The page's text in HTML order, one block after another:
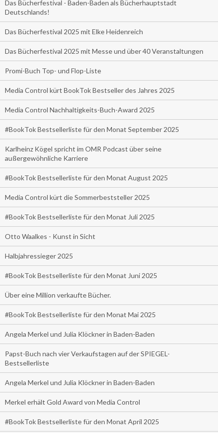
Das Bücherfestival - Baden-Baden als Bücherhauptstadt
Deutschlands!
Das Bücherfestival 2025 mit Elke Heidenreich
Das Bücherfestival 2025 mit Messe und über 40 Veranstaltungen
Promi-Buch Top- und Flop-Liste
Media Control kürt BookTok Bestseller des Jahres 2025
Media Control Nachhaltigkeits-Buch-Award 2025
#BookTok Bestsellerliste für den Monat September 2025
Karlheinz Kögel spricht im OMR Podcast über seine
außergewöhnliche Karriere
#BookTok Bestsellerliste für den Monat August 2025
Media Control kürt die Sommerbeststeller 2025
#BookTok Bestsellerliste für den Monat Juli 2025
Otto Waalkes - Kunst in Sicht
Halbjahressieger 2025
#BookTok Bestsellerliste für den Monat Juni 2025
Über eine Million verkaufte Bücher.
#BookTok Bestsellerliste für den Monat Mai 2025
Angela Merkel und Julia Klöckner in Baden-Baden
Papst-Buch nach vier Verkaufstagen auf der SPIEGEL-
Bestsellerliste
Angela Merkel und Julia Klöckner in Baden-Baden
Merkel erhält Gold Award von Media Control
#BookTok Bestsellerliste für den Monat April 2025